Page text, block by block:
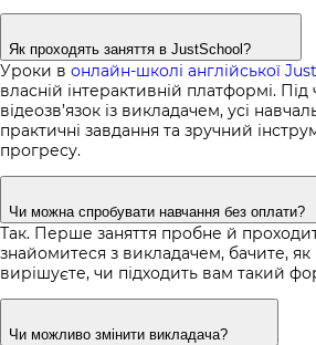
Як проходять заняття в JustSchool?
Уроки в онлайн-школі англійської
власній інтерактивній платформі. Під
відеозв’язок із викладачем, усі
практичні завдання та зручний
прогресу.
Чи можна спробувати навчання без оплати?
Так. Перше заняття пробне й
знайомитеся з викладачем, бачите, як
вирішуєте, чи підходить вам такий
Чи можливо змінити викладача?